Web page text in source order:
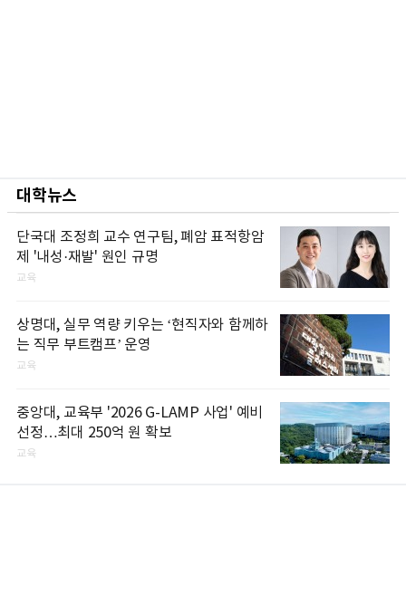
대학뉴스
단국대 조정희 교수 연구팀, 폐암 표적항암
제 '내성·재발' 원인 규명
교육
상명대, 실무 역량 키우는 ‘현직자와 함께하
는 직무 부트캠프’ 운영
교육
중앙대, 교육부 '2026 G-LAMP 사업' 예비
선정…최대 250억 원 확보
교육